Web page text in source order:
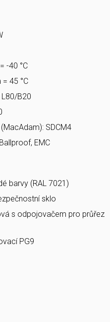
-40 °C
45 °C
B20
SDCM4
EMC
barvy (RAL 7021)
sklo
s odpojovačem pro průřez
PG9